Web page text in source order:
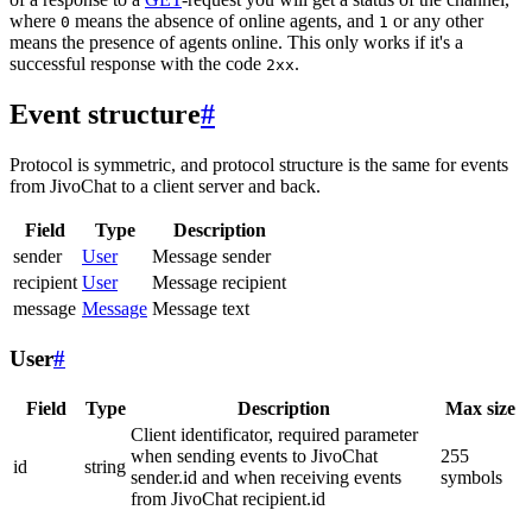
where 0 means the absence of online agents, and 1 or any other
means the presence of agents online. This only works if it's a
successful response with the code 2xx.
Event structure#
Protocol is symmetric, and protocol structure is the same for events
from JivoChat to a client server and back.
Field Type
Description
sender
User
Message sender
recipient User
Message recipient
message Message Message text
User#
Field Type Description Max size
id string
Client identificator, required parameter
when sending events to JivoChat
sender.id and when receiving events
from JivoChat recipient.id
255
symbols